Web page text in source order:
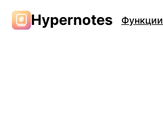
Hypernotes Функции